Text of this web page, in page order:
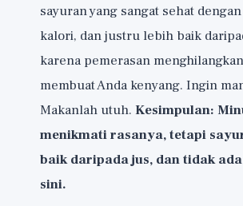
sayuran yang sangat sehat
kalori, dan justru lebih baik
karena pemerasan
membuat Anda kenyang. Ingin
Makanlah utuh. Kesimpulan:
menikmati rasanya, tetapi
baik daripada jus, dan tidak
sini.